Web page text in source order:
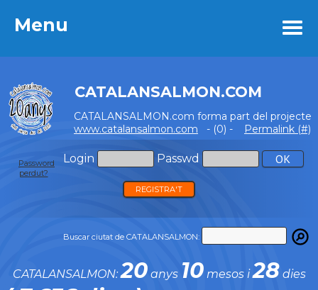
Menu
CATALANSALMON.COM
CATALANSALMON.com forma part del projecte
www.catalansalmon.com - (0) - Permalink (#)
Login Passwd
Password
perdut?
REGISTRA'T
Buscar ciutat de CATALANSALMON:
CATALANSALMON:20anys 10mesos i28 dies
Menu